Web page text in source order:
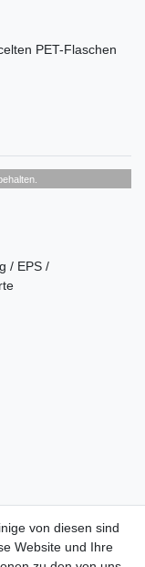
PET-Flaschen
/ EPS /
von diesen sind
Website und Ihre